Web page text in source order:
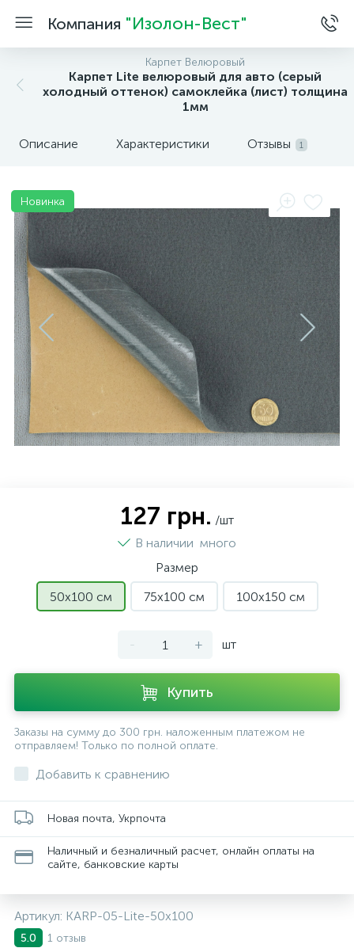
Компания "Изолон-Вест"
Карпет Велюровый
Карпет Lite велюровый для авто (серый
холодный оттенок) самоклейка (лист) толщина
1мм
Описание Характеристики Отзывы 1
Новинка
127 грн. /шт
В наличии много
Размер
50х100 см
75х100 см 100х150 см
- + шт
Купить
Заказы на сумму до 300 грн. наложенным платежом не
отправляем! Только по полной оплате.
Добавить к сравнению
Новая почта, Укрпочта
Наличный и безналичный расчет, онлайн оплаты на
сайте, банковские карты
Артикул: KARP-05-Lite-50х100
5.0 1 отзыв